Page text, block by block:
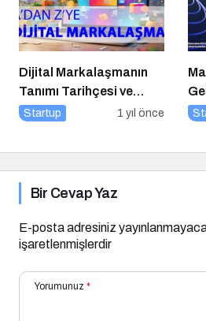
Dijital Markalaşmanın
Tanımı Tarihçesi ve
Önemi
Startup 1 yıl önce
Bir Cevap Yaz
E-posta adresiniz
işaretlenmişlerdir
Yorumunuz *